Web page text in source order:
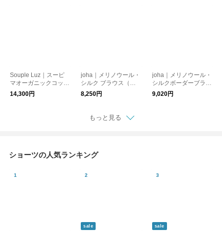
Souple Luz｜スーピ
マオーガニックコット
ン ストレートネック
ブラパットキャミソー
14,300円
joha｜メリノウール・
シルク ブラウス（長
袖シャツ）／リブK
8,250円
joha｜メリノウール・
シルクボーダーブラウ
ス（長袖シャツ）/K
9,020円
もっと見る
ショーツの人気ランキング
sale sale